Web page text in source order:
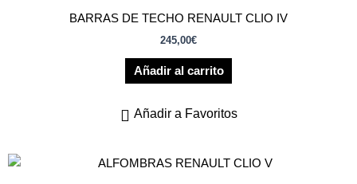
BARRAS DE TECHO RENAULT CLIO IV
245,00€
Añadir al carrito
Añadir a Favoritos